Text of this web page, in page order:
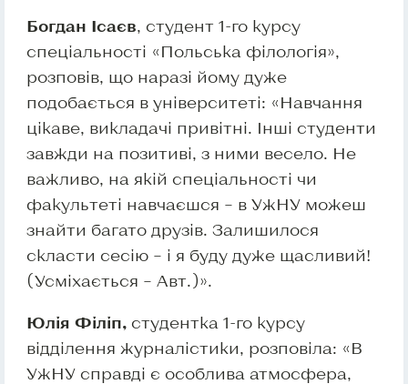
Богдан Ісаєв, студент 1-го курсу
спеціальності «Польська філологія»,
розповів, що наразі йому дуже
подобається в університеті: «Навчання
цікаве, викладачі привітні. Інші студенти
завжди на позитиві, з ними весело. Не
важливо, на якій спеціальності чи
факультеті навчаєшся – в УжНУ можеш
знайти багато друзів. Залишилося
скласти сесію – і я буду дуже щасливий!
(Усміхається – Авт.)».
Юлія Філіп, студентка 1-го курсу
відділення журналістики, розповіла: «В
УжНУ справді є особлива атмосфера,